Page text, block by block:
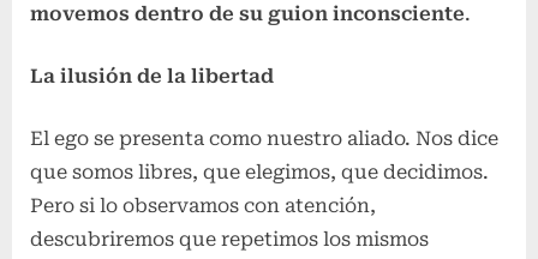
movemos dentro de su guion inconsciente.
La ilusión de la libertad
El ego se presenta como nuestro aliado. Nos dice
que somos libres, que elegimos, que decidimos.
Pero si lo observamos con atención,
descubriremos que repetimos los mismos